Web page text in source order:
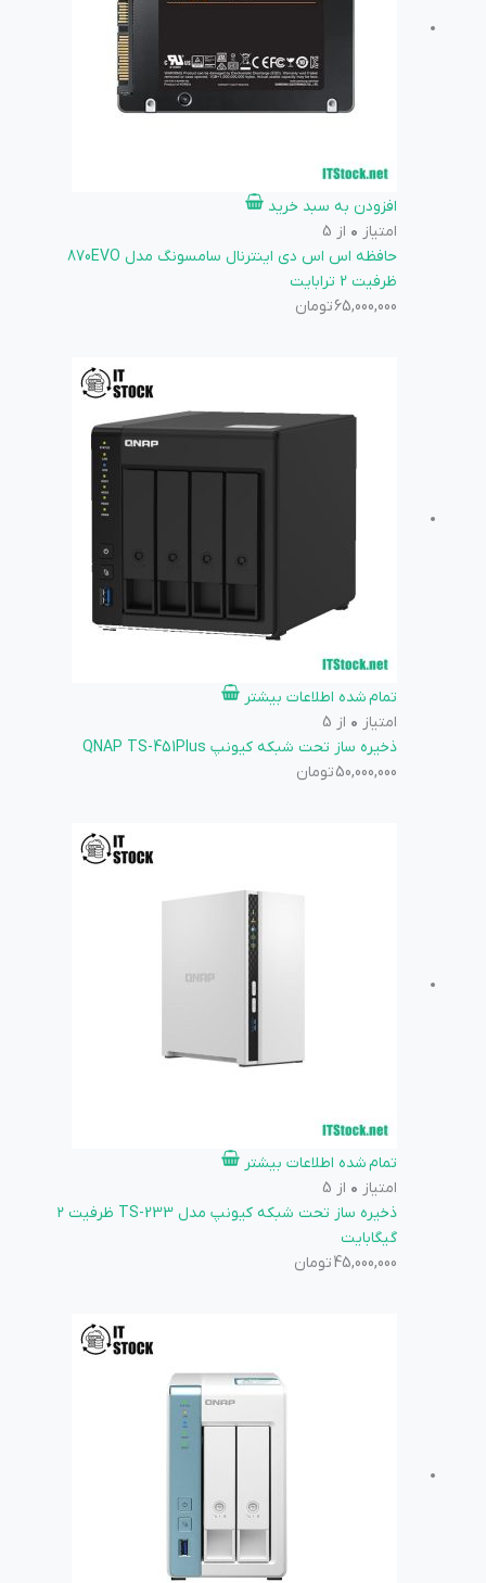
افزودن به سبد خرید
امتیاز 0 از 5
حافظه اس اس دی اینترنال سامسونگ مدل 870EVO
ظرفیت 2 ترابایت
65,000,000تومان
تمام شده اطلاعات بیشتر
امتیاز 0 از 5
ذخیره ساز تحت شبکه کیونپ QNAP TS-451Plus
50,000,000تومان
تمام شده اطلاعات بیشتر
امتیاز 0 از 5
ذخیره ساز تحت شبکه کیونپ مدل TS-233 ظرفیت ۲
گیگابایت
45,000,000تومان